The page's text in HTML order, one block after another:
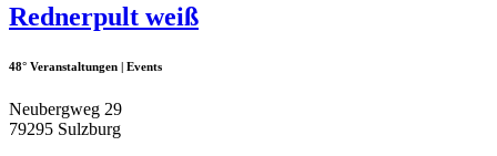
Rednerpult weiß
48° Veranstaltungen | Events
Neubergweg 29
79295 Sulzburg